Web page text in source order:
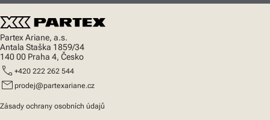
Partex Ariane, a.s.
Antala Staška 1859/34
140 00 Praha 4, Česko
call +420 222 262 544
mail prodej@partexariane.cz
Zásady ochrany osobních údajů